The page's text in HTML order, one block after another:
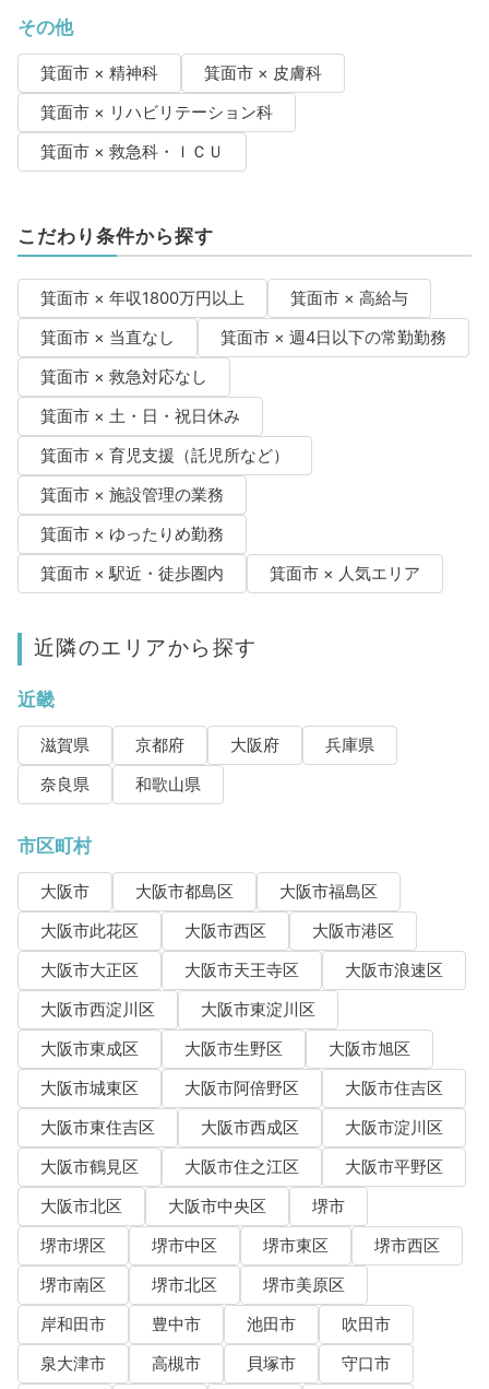
その他
箕面市 × 精神科
箕面市 × 皮膚科
箕面市 × リハビリテーション科
箕面市 × 救急科・ＩＣＵ
こだわり条件から探す
箕面市 × 年収1800万円以上
箕面市 × 高給与
箕面市 × 当直なし
箕面市 × 週4日以下の常勤勤務
箕面市 × 救急対応なし
箕面市 × 土・日・祝日休み
箕面市 × 育児支援（託児所など）
箕面市 × 施設管理の業務
箕面市 × ゆったりめ勤務
箕面市 × 駅近・徒歩圏内
箕面市 × 人気エリア
近隣のエリアから探す
近畿
滋賀県 京都府 大阪府
兵庫県
奈良県
和歌山県
市区町村
大阪市 大阪市都島区
大阪市福島区
大阪市此花区
大阪市西区
大阪市港区
大阪市大正区
大阪市天王寺区
大阪市浪速区
大阪市西淀川区
大阪市東淀川区
大阪市東成区
大阪市生野区
大阪市旭区
大阪市城東区
大阪市阿倍野区
大阪市住吉区
大阪市東住吉区
大阪市西成区
大阪市淀川区
大阪市鶴見区
大阪市住之江区
大阪市平野区
大阪市北区
大阪市中央区
堺市
堺市堺区
堺市中区 堺市東区
堺市西区
堺市南区
堺市北区
堺市美原区
岸和田市
豊中市 池田市
吹田市
泉大津市
高槻市 貝塚市
守口市